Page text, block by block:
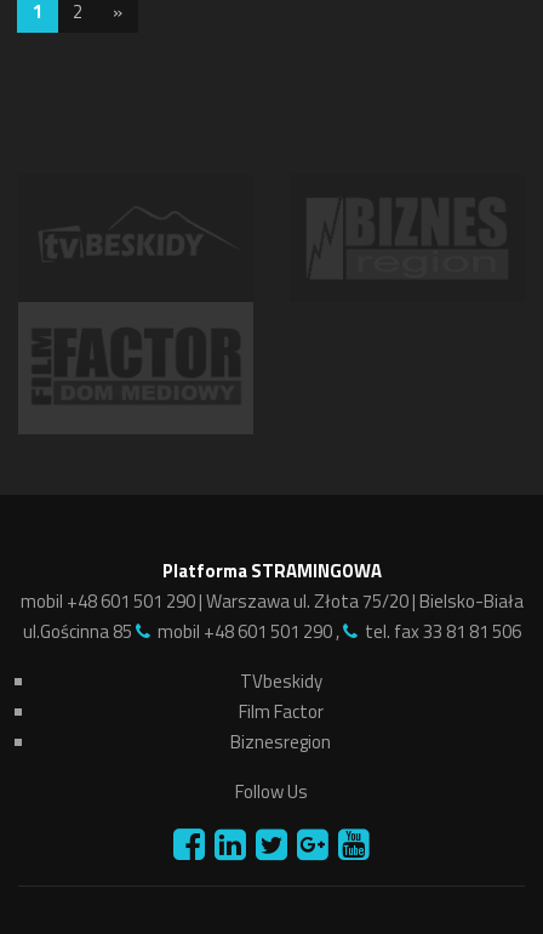
1 2 »
Platforma STRAMINGOWA
mobil +48 601 501 290 | Warszawa ul. Złota 75/20 | Bielsko-Biała
ul.Gościnna 85
mobil +48 601 501 290 ,
tel. fax 33 81 81 506
TVbeskidy
Film Factor
Biznesregion
Follow Us